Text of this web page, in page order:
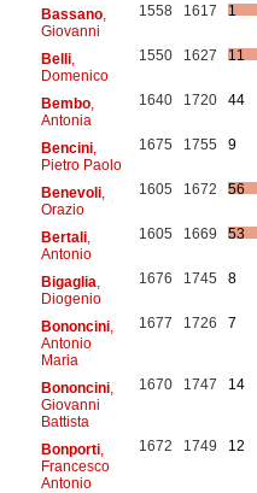
Bassano,
Giovanni
1558 1617 1
Belli,
Domenico
1550 1627 11
Bembo,
Antonia
1640 1720 44
Bencini,
Pietro Paolo
1675 1755 9
Benevoli,
Orazio
1605 1672 56
Bertali,
Antonio
1605 1669 53
Bigaglia
Diogenio
1676 1745 8
Bononcini,
Antonio
Maria
1677 1726 7
Bononcini,
Giovanni
Battista
1670 1747 14
Bonporti,
Francesco
Antonio
1672 1749 12